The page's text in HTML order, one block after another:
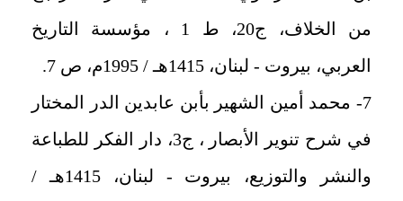
من الخلاف، ج20، ط 1 ، مؤسسة التاريخ
العربي، بيروت - لبنان، 1415هـ / 1995م، ص 7.
7- محمد أمين الشهير بأبن عابدين الدر المختار
في شرح تنوير الأبصار ، ج3، دار الفكر للطباعة
والنشر والتوزيع، بيروت - لبنان، 1415هـ /